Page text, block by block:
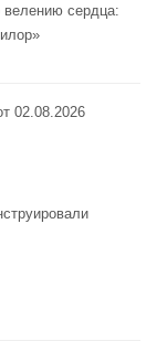
сердца:
02.08.2026